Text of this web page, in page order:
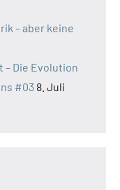
– aber keine
– Die Evolution
#03 8. Juli